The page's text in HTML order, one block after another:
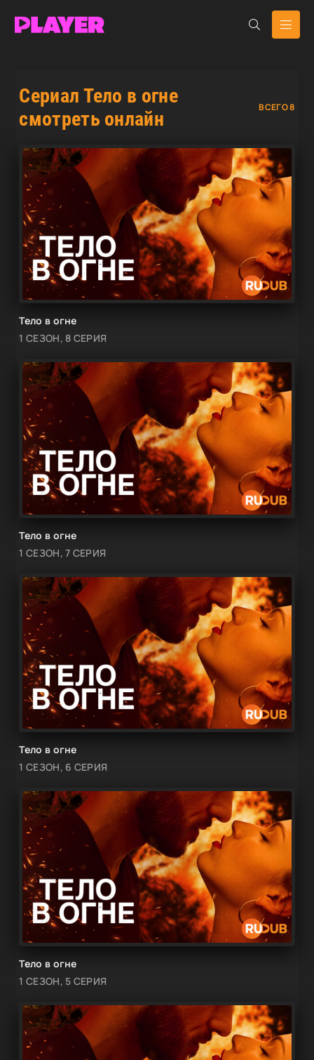
Сериал Тело в огне
смотреть онлайн
ВСЕГО 8
Тело в огне
1 СЕЗОН, 8 СЕРИЯ
Тело в огне
1 СЕЗОН, 7 СЕРИЯ
Тело в огне
1 СЕЗОН, 6 СЕРИЯ
Тело в огне
1 СЕЗОН, 5 СЕРИЯ